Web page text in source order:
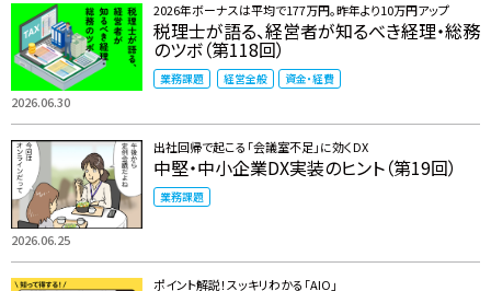
2026.06.30
2026年ボーナスは平均で177万円。昨年より10万円アップ
税理士が語る、経営者が知るべき経理・総務
のツボ（第118回）
業務課題 経営全般 資金・経費
2026.06.25
出社回帰で起こる「会議室不足」に効くDX
中堅・中小企業DX実装のヒント（第19回）
業務課題
ポイント解説！スッキリわかる「AIO」